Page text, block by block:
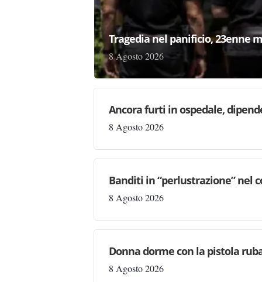
Tragedia nel panificio, 23enne
8 Agosto 2026
Ancora furti in ospedale,
8 Agosto 2026
Banditi in “perlustrazione” nel
8 Agosto 2026
Donna dorme con la pistola
8 Agosto 2026